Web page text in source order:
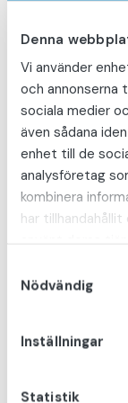
Denna
Vi använder
och annonserna
sociala medier
även sådana
enhet till de
analysföretag
kombinera
har
Nödvändig
Inställningar
Statistik
Vi har både
betyder att
remiss från
Du betalar
För